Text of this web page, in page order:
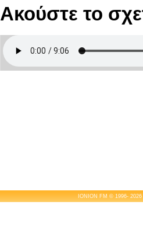
Ακούστε το
IONION FM © 1996-